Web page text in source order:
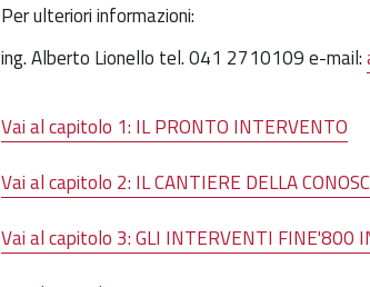
Per ulteriori informazioni:
ing. Alberto Lionello tel. 041 2710109 e-mail:
Vai al capitolo 1: IL PRONTO INTERVENTO
Vai al capitolo 2: IL CANTIERE DELLA
Vai al capitolo 3: GLI INTERVENTI FINE'800